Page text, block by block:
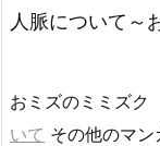
人脈について～
おミズのミミズク
いて その他のマ